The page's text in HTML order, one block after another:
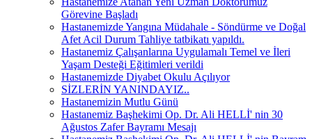
Görevine Başladı
Hastanemizde Yangına Müdahale - Söndürme ve Doğal
Afet Acil Durum Tahliye tatbikatı yapıldı.
Hastanemiz Çalışanlarına Uygulamalı Temel ve İleri
Yaşam Desteği Eğitimleri verildi
Hastanemizde Diyabet Okulu Açılıyor
SİZLERİN YANINDAYIZ..
Hastanemizin Mutlu Günü
Hastanemiz Başhekimi Op. Dr. Ali HELLİ' nin 30
Ağustos Zafer Bayramı Mesajı